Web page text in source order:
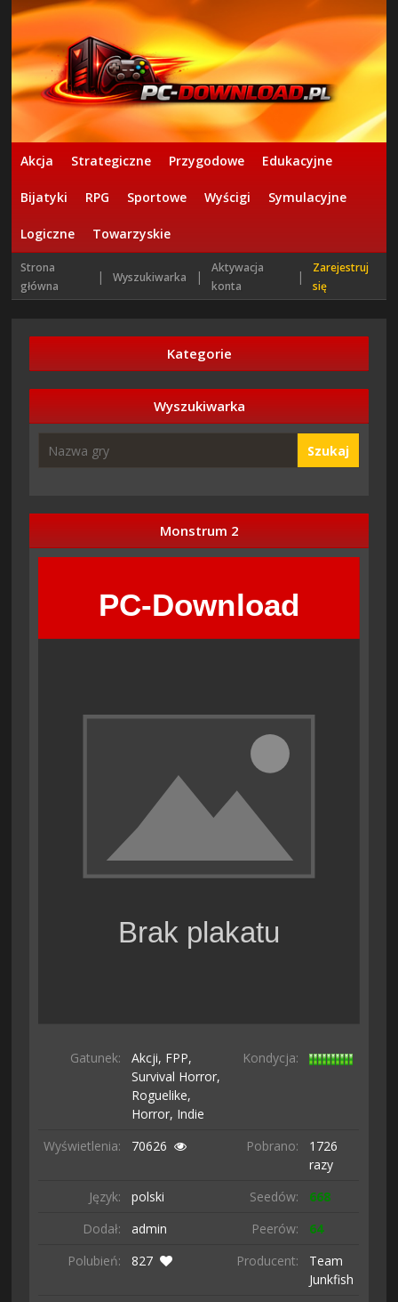
Akcja Strategiczne Przygodowe Edukacyjne
Bijatyki RPG Sportowe Wyścigi Symulacyjne
Logiczne Towarzyskie
Strona
główna
| Wyszukiwarka |
Aktywacja
konta
|
Zarejestruj
się
Kategorie
Wyszukiwarka
Szukaj
Monstrum 2
Gatunek: Akcji, FPP,
Survival Horror,
Roguelike,
Horror, Indie
Kondycja:
Wyświetlenia: 70626 Pobrano:
1726
razy
Język:
polski Seedów:
668
Dodał:
admin Peerów:
64
Polubień:
827 Producent:
Team
Junkfish